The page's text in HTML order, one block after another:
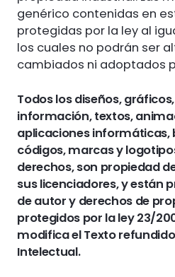
genérico contenidas en
protegidas por la ley al
los cuales no podrán ser
cambiados ni adoptados
Todos los diseños,
información, textos,
aplicaciones informáticas,
códigos, marcas y
derechos, son propiedad
sus licenciadores, y están
de autor y derechos de
protegidos por la ley 23/
modifica el Texto
Intelectual.